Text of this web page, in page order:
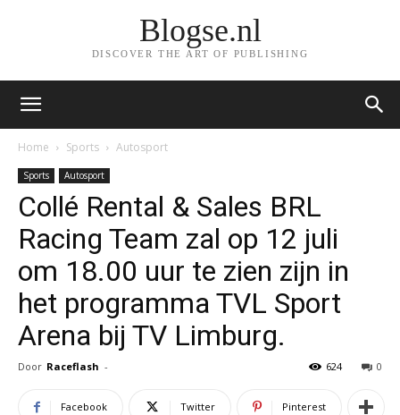
Blogse.nl
DISCOVER THE ART OF PUBLISHING
Home Sports Autosport
Sports Autosport
Collé Rental & Sales BRL
Racing Team zal op 12 juli
om 18.00 uur te zien zijn in
het programma TVL Sport
Arena bij TV Limburg.
Door Raceflash - 0
624
Facebook Twitter Pinterest